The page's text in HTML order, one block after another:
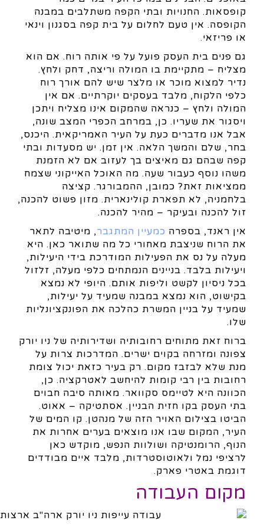
קופסאות. החנויות ובתי הקפה משתלבים במבנה
הקופסה. אין טעם לחלום על בית קפה בסגנון וינאי
או פריזאי.
גם פנים בית העסק פועל על פי אותה רוח. אם הוא
מצליח – מתקיימת בו המולה וריצה, דחק ולחץ.
נדיר למצוא מוכר או מלצר שיש להם אורך רוח
כלפי הלקוח, מלבד בעסקים יוקרתיים. אם אין
המולה ולחץ – כנראה שהמקום אינו מצליח ויתכן
ויסגור את שעריו. כן, במרחב הכפרי המצב שונה,
אבל אנו מדברים כעת על העיר האמריקאית. היכנס,
בחר, שלם והמשך הלאה. אין זמן. יש מסעדות ובתי
קפה שבהם גם מאיצים בך לעזוב אם לא הזמנת
משהו נוסף כעבור שעה. מה האוכל האייקוני שצמח
ממציאות זאת? כמובן, ההמבורגר. קציצה
בלחמניה, לא תפארת קולינארית. מזון פשוט להכנה,
זול להכנה ובעיקר – מהיר להכנה.
אין ראנד, בספרה כמעיין המתגבר, מיטיבה לתאר
את הרוח שניצבת מאחורי כל מה שתואר כאן. היא
מעלה על נס את הפעילות המודרכת בידי היעילות,
ויעילות בלבד. בניינים הנמתחים כלפי מעלה, זלזול
בכל ניסיון לקשט וליפות אותם. היופי לא נמצא
בקישוט, הוא נמצא במבנה שמעיד על יעילות,
שמעיד על בניין המשרת כהלכה את הפונקציונליות
שלו.
ברוח זאת מתוחים רחובותיה ושדירותיה של ניו יורק
צפונה ומזרחה בקוים ישרים. המדרכות צרות על
מנת שלא לבזבז מקום. רק בעיר כזאת יכול צומת
רחובות בין רבי קומות להיחשב לאטרקציה. כן,
הכוונה היא לטיימס סקוואר. מאותה סיבה חבוים
בתי העסק בקו חזית הבניין. אסתטיקה – אאוט.
הביטו בצילום האויר הזה של מנהטן. קו המים של
העיר, המקום שבו אנו מוצאים בערים אחרות את
הנוף, הרומנטיקה ושולוות הנפש, מוקדש כאן
לרציפי נמל ולאוטוסטרדות, מלבד איים מבודדים
דוגמת באטרי פארק.
מקום העבודה